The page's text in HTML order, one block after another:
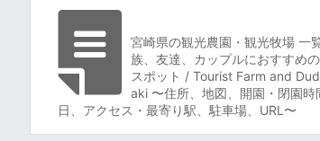
宮崎県の観光農園・観光牧場 一
族、友達、カップルにおすすめ
スポット / Tourist Farm and
aki 〜住所、地図、開園・閉園時
日、アクセス・最寄り駅、駐車場、URL〜